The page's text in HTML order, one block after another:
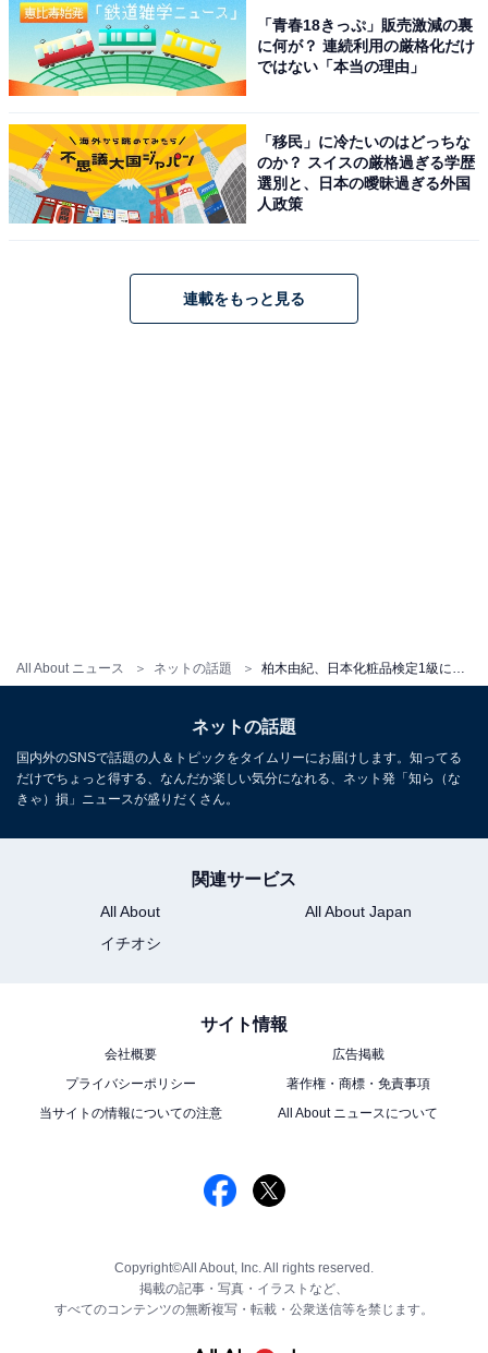
All About ニュース ネットの話題
「青春18きっぷ」販売激減の裏
に何が？ 連続利用の厳格化だけ
ではない「本当の理由」
「移民」に冷たいのはどっちな
のか？ スイスの厳格過ぎる学歴
選別と、日本の曖昧過ぎる外国
人政策
連載をもっと見る
ネットの話題
国内外のSNSで話題の人＆トピックをタイムリーにお届けします。知ってる
だけでちょっと得する、なんだか楽しい気分になれる、ネット発「知ら（な
きゃ）損」ニュースが盛りだくさん。
関連サービス
All About
All About Japan
イチオシ
サイト情報
会社概要
広告掲載
プライバシーポリシー
著作権・商標・免責事項
当サイトの情報についての注意
All About ニュースについて
Copyright©All About, Inc. All rights reserved.
掲載の記事・写真・イラストなど、
すべてのコンテンツの無断複写・転載・公衆送信等を禁じます。